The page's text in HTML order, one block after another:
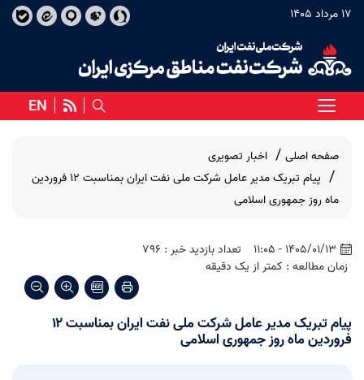
17 مرداد 1405
EN
صفحه اصلی
اخبار تصویری
پیام تبریک مدیر عامل شرکت ملی نفت ایران بمناسبت ۱۲ فروردین
ماه روز جمهوری اسلامی
1405/01/13 - 11:05
تعداد بازدید خبر : 796
زمان مطالعه : کمتر از یک دقیقه
پیام تبریک مدیر عامل شرکت ملی نفت ایران بمناسبت ۱۲
فروردین ماه روز جمهوری اسلامی